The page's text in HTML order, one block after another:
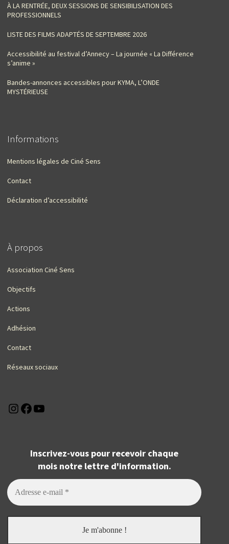
À LA RENTRÉE, DEUX SESSIONS DE SENSIBILISATION DES
PROFESSIONNELS
LISTE DES FILMS ADAPTÉS DE SEPTEMBRE 2026
Accessibilité au festival d’Annecy – La journée « La Différence
s’anime »
Bandes-annonces accessibles pour KYMA, L’ONDE
MYSTÉRIEUSE
Informations
Mentions légales de Ciné Sens
Contact
Déclaration d’accessibilité
À propos
Association Ciné Sens
Objectifs
Actions
Adhésion
Contact
Réseaux sociaux
Instagram
Facebook
Inscrivez-vous pour recevoir chaque
mois notre lettre d'information.